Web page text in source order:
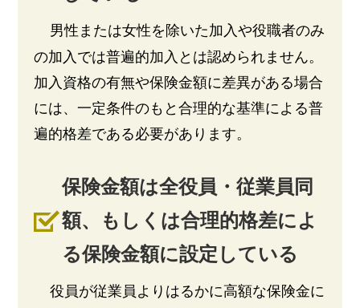
男性または女性を除いた加入や役職者のみ
の加入では普遍的加入とは認められません。
加入資格の有無や保険金額に差異がある場合
には、一定条件のもと合理的な基準による普
遍的格差である必要があります。
保険金額は全役員・従業員同
額、もしくは合理的格差によ
る保険金額に設定している
役員が従業員よりはるかに高額な保険金に